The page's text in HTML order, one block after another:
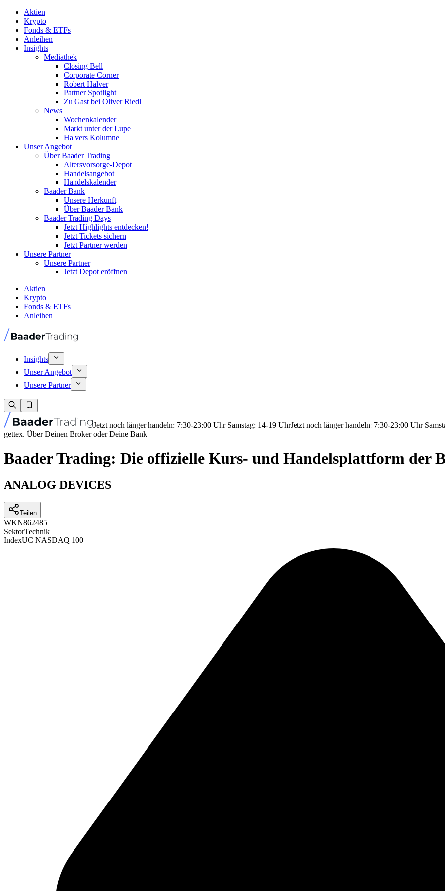
Aktien
Krypto
Fonds & ETFs
Anleihen
Insights
Mediathek
Closing Bell
Corporate Corner
Robert Halver
Partner Spotlight
Zu Gast bei Oliver Riedl
News
Wochenkalender
Markt unter der Lupe
Halvers Kolumne
Unser Angebot
Über Baader Trading
Altersvorsorge-Depot
Handelsangebot
Handelskalender
Baader Bank
Unsere Herkunft
Über Baader Bank
Baader Trading Days
Jetzt Highlights entdecken!
Jetzt Tickets sichern
Jetzt Partner werden
Unsere Partner
Unsere Partner
Jetzt Depot eröffnen
Aktien
Krypto
Fonds & ETFs
Anleihen
Insights
Unser Angebot
Unsere Partner
Jetzt noch länger handeln: 7:30-23:00 Uhr Samstag: 14-19 UhrJetzt noch länger handeln: 7:30-23:00 Uhr
gettex. Über Deinen Broker oder Deine Bank.
Baader Trading: Die offizielle Kurs- und Handelsplattform der
ANALOG DEVICES
Teilen
WKN862485
SektorTechnik
IndexUC NASDAQ 100